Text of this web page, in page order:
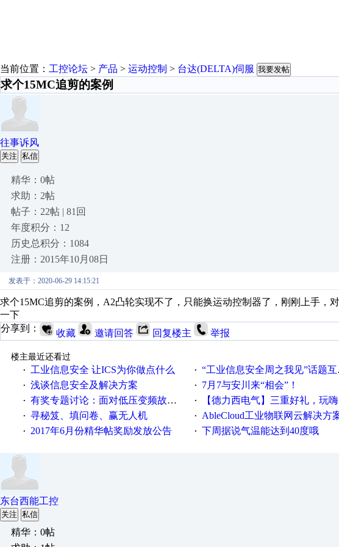
当前位置： 工控论坛 > 产品 > 运动控制 > 台达(DELTA)伺服 我要发帖
求个15MC追剪的案例
往事诉风
关注 私信
精华：0帖
求助：2帖
帖子：22帖 | 81回
年度积分：12
历史总积分：1084
注册：2015年10月08日
发表于：2020-06-29 14:15:21
求个15MC追剪的案例，A2凸轮实现不了，只能换运动控制器了，刚刚上手，
一下
分享到：
收藏 邀请回答 回复楼主 举报
楼主最近还看过
·
工业信息安全 让ICS为你做点什么 · “工业信息安全周之我见”话题互动获奖名单发布公告
· 浅谈信息安全及解决方案 · 7月7与安川来“相会”！
· 有奖专题讨论：面对低压变频故障，老手是这样解决的！ · 【德力西电气】三重好礼，玩嗨夏日！
· 寻秘笈、填问卷、赢无人机 · AbleCloud工业物联网云解决方案实践及应
· 2017年6月份精华帖奖励发放公告 · 下周据说气温能达到40度哦
东台西能工控
关注 私信
精华：0帖